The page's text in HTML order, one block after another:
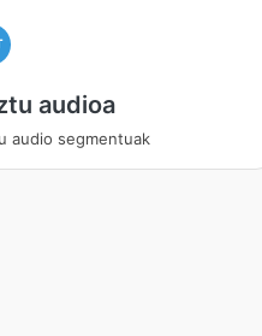
audioa
audio segmentuak